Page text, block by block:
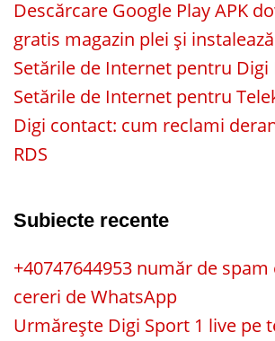
Descărcare Google Play APK
gratis magazin plei și
Setările de Internet pentru Digi
Setările de Internet pentru
Digi contact: cum reclami
RDS
Subiecte recente
+40747644953 număr de spam
cereri de WhatsApp
Urmărește Digi Sport 1 live pe